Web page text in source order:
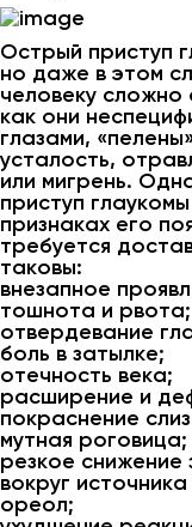
Острый приступ
но даже в этом
человеку
как они
глазами,
усталость,
или мигрень.
приступ
признаках его
требуется
таковы:
внезапное
тошнота и рвота;
отвердевание
боль в затылке;
отечность века;
расширение и
покраснение
мутная роговица;
резкое снижение
вокруг
ореол;